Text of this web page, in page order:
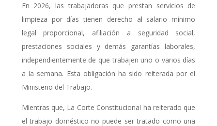
En 2026, las trabajadoras que prestan servicios de
limpieza por días tienen derecho al salario mínimo
legal proporcional, afiliación a seguridad social,
prestaciones sociales y demás garantías laborales,
independientemente de que trabajen uno o varios días
a la semana. Esta obligación ha sido reiterada por el
Ministerio del Trabajo.
Mientras que, La Corte Constitucional ha reiterado que
el trabajo doméstico no puede ser tratado como una